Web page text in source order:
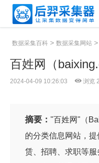
数据采集百科 > 数据采集网站 >
百姓网（
2024-04-09 10:26:03 浏览
摘要： "百姓网"（
的分类信息网站，
赁、招聘、求职等